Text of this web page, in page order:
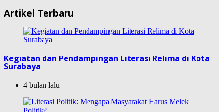
Artikel Terbaru
Kegiatan dan Pendampingan Literasi Relima di Kota
Surabaya
4 bulan lalu